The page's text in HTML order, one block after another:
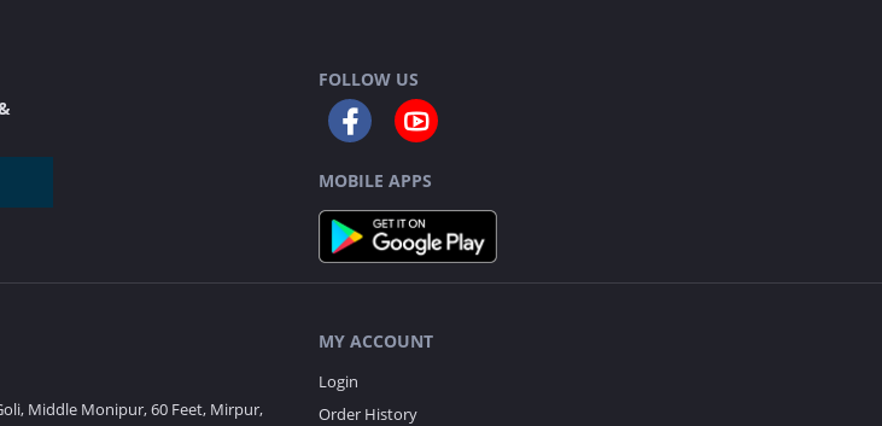
FOLLOW US
MOBILE APPS
Middle Monipur, 60 Feet, Mirpur,
MY ACCOUNT
Login
Order History